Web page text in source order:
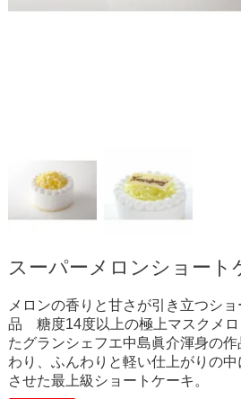
スーパーメロンショート
メロンの香りと甘さが引き立つシ
品 糖度14度以上の極上マスクメロ
たグランシェフエ中島眞介渾身の
わり、ふんわりと軽い仕上がりの
させた最上級ショートケーキ。